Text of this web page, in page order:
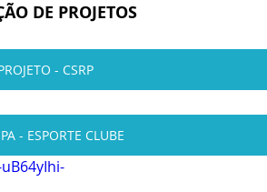
DE PROJETOS
- CSRP
- ESPORTE CLUBE